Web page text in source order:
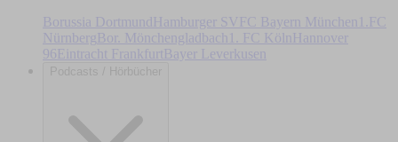
Borussia DortmundHamburger SV FC Bayern München
1.FC
Nürnberg Bor. Mönchengladbach 1. FC Köln
Hannover
96Eintracht Frankfurt Bayer Leverkusen
Podcasts / Hörbücher